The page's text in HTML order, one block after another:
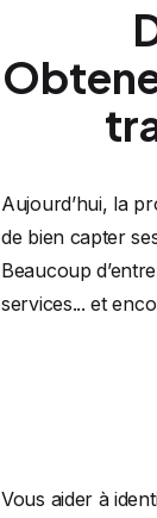
Aujourd’hui, la
de bien capter
Beaucoup
services... et
Vous aider à